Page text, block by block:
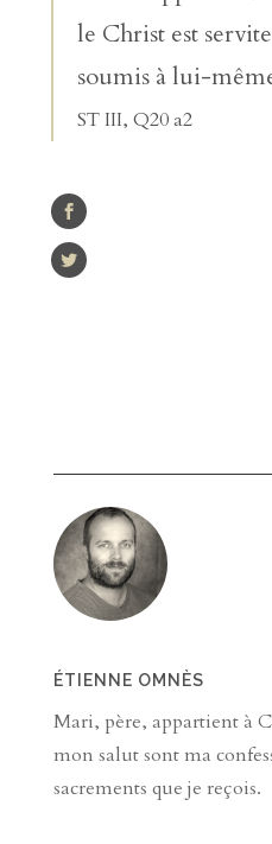
le Christ est
soumis à lui-
ST III, Q20 a2
ÉTIENNE OMNÈS
Mari, père, appartient à
mon salut sont ma
sacrements que je reçois.